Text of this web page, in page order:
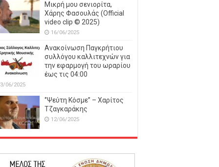
Μικρή μου σενιορίτα,
Χάρης Φασουλάς (Official
video clip © 2025)
16/06/2025
Ανακοίνωση Παγκρήτιου
συλλόγου καλλιτεχνών για
την εφαρμογή του ωραρίου
έως τις 04:00
06/2025
‘’Ψεύτη Κόσμε’’ – Χαρίτος
Τζαγκαράκης
12/06/2025